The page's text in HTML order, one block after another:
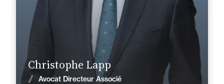
Christophe Lapp
Avocat Directeur AssociéVoir les actualités